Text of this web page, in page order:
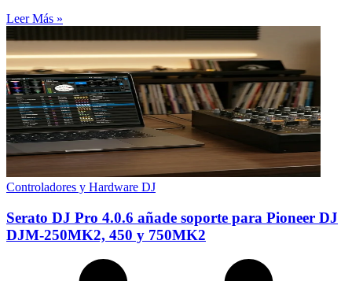
Leer Más »
Controladores y Hardware DJ
Serato DJ Pro 4.0.6 añade soporte para Pioneer DJ
DJM-250MK2, 450 y 750MK2